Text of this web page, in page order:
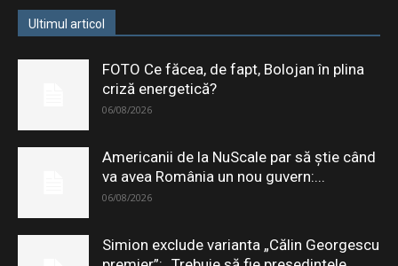
Ultimul articol
FOTO Ce făcea, de fapt, Bolojan în plina
criză energetică?
06/08/2026
Americanii de la NuScale par să știe când
va avea România un nou guvern:...
06/08/2026
Simion exclude varianta „Călin Georgescu